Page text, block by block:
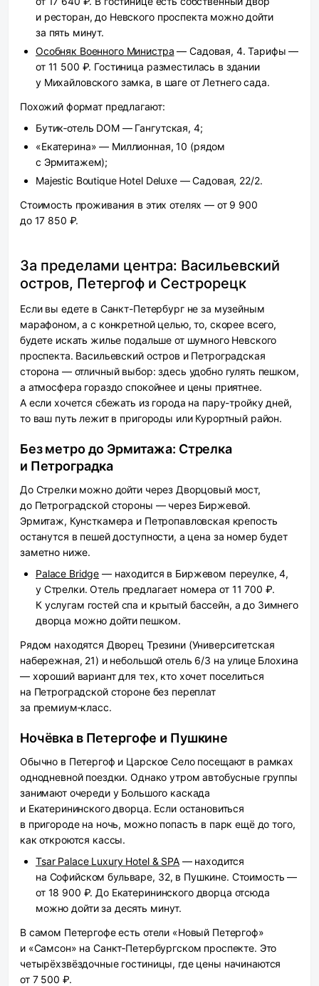
и ресторан, до Невского проспекта можно дойти
за пять минут.
Особняк Военного Министра — Садовая, 4. Тарифы —
от 11 500 ₽. Гостиница разместилась в здании
у Михайловского замка, в шаге от Летнего сада.
Похожий формат предлагают:
Бутик‑отель DOM — Гангутская, 4;
«Екатерина» — Миллионная, 10 (рядом
с Эрмитажем);
Majestic Boutique Hotel Deluxe — Садовая, 22/2.
Стоимость проживания в этих отелях — от 9 900
до 17 850 ₽.
За пределами центра: Васильевский
остров, Петергоф и Сестрорецк
Если вы едете в Санкт-Петербург не за музейным
марафоном, а с конкретной целью, то, скорее всего,
будете искать жилье подальше от шумного Невского
проспекта. Васильевский остров и Петроградская
сторона — отличный выбор: здесь удобно гулять пешком,
а атмосфера гораздо спокойнее и цены приятнее.
А если хочется сбежать из города на пару-тройку дней,
то ваш путь лежит в пригороды или Курортный район.
Без метро до Эрмитажа: Стрелка
и Петроградка
До Стрелки можно дойти через Дворцовый мост,
до Петроградской стороны — через Биржевой.
Эрмитаж, Кунсткамера и Петропавловская крепость
останутся в пешей доступности, а цена за номер будет
заметно ниже.
Palace Bridge — находится в Биржевом переулке, 4,
у Стрелки. Отель предлагает номера от 11 700 ₽.
К услугам гостей спа и крытый бассейн, а до Зимнего
дворца можно дойти пешком.
Рядом находятся Дворец Трезини (Университетская
набережная, 21) и небольшой отель 6/3 на улице Блохина
— хороший вариант для тех, кто хочет поселиться
на Петроградской стороне без переплат
за премиум‑класс.
Ночёвка в Петергофе и Пушкине
Обычно в Петергоф и Царское Село посещают в рамках
однодневной поездки. Однако утром автобусные группы
занимают очереди у Большого каскада
и Екатерининского дворца. Если остановиться
в пригороде на ночь, можно попасть в парк ещё до того,
как откроются кассы.
Tsar Palace Luxury Hotel & SPA— находится
на Софийском бульваре, 32, в Пушкине. Стоимость —
от 18 900 ₽. До Екатерининского дворца отсюда
можно дойти за десять минут.
В самом Петергофе есть отели «Новый Петергоф»
и «Самсон» на Санкт‑Петербургском проспекте. Это
четырёхзвёздочные гостиницы, где цены начинаются
от 7 500 ₽.